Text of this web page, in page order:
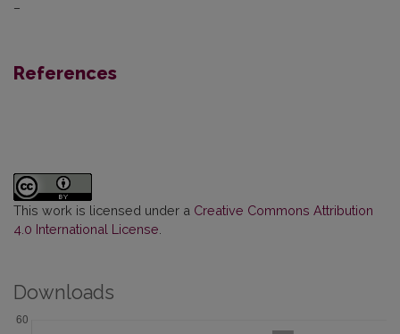
–
References
This work is licensed under a Creative Commons Attribution
4.0 International License
Downloads